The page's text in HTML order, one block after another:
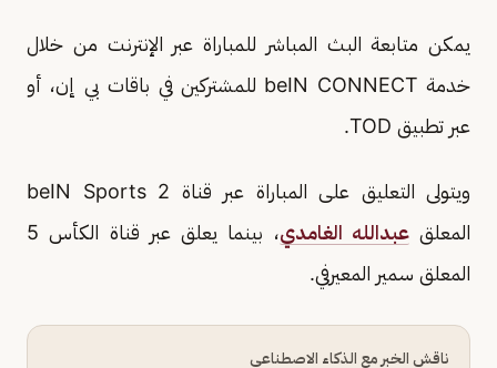
يمكن متابعة البث المباشر للمباراة عبر الإنترنت من خلال
خدمة beIN CONNECT للمشتركين في باقات بي إن، أو
عبر تطبيق TOD.
ويتولى التعليق على المباراة عبر قناة beIN Sports 2
المعلقعبدالله الغامدي
، بينما يعلق عبر قناة الكأس 5
المعلق سمير المعيرفي.
ناقش الخبر مع الذكاء الاصطناعي